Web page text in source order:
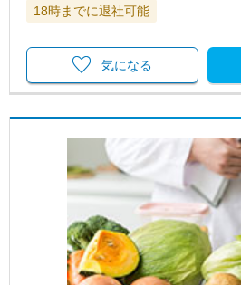
18時までに退社可能
気になる